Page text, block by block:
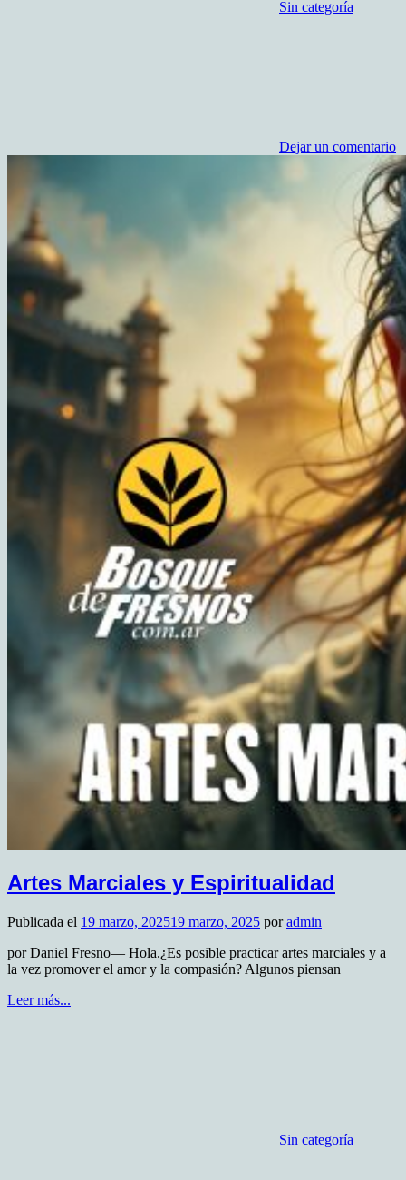
Sin categoría
Dejar un comentario
Artes Marciales y Espiritualidad
Publicada el 19 marzo, 202519 marzo, 2025 poradmin
por Daniel Fresno— Hola.¿Es posible practicar artes marciales y a
la vez promover el amor y la compasión? Algunos piensan
Leer más...
Sin categoría